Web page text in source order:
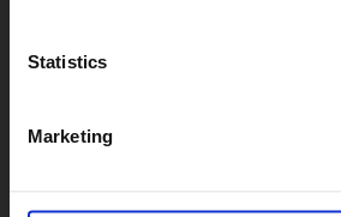
Statistics
Marketing